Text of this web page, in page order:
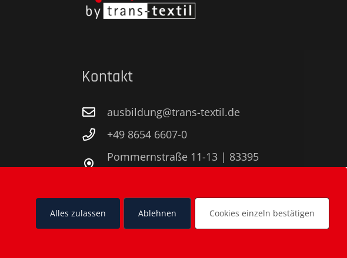
Kontakt
ausbildung@trans-textil.de
+49 8654 6607-0
Pommernstraße 11-13 | 83395
www.trans-textil.de
transtextilgmbh
Alles zulassen Ablehnen Cookies einzeln bestätigen